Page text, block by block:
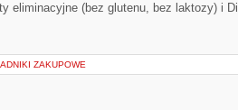
eliminacyjne (bez glutenu, bez laktozy) i
ZAKUPOWE